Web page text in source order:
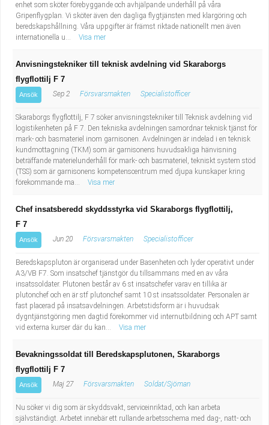
enhet som sköter förebyggande och avhjälpande underhåll på våra
Gripenflygplan. Vi sköter även den dagliga flygtjänsten med klargöring och
beredskapshållning. Våra uppgifter är främst riktade nationellt men även
internationella u...
Visa mer
Anvisningstekniker till teknisk avdelning vid Skaraborgs
flygflottilj F 7
Ansök Sep 2 Försvarsmakten Specialistofficer
Skaraborgs flygflottilj, F 7 söker anvisningstekniker till Teknisk avdelning vid
logistikenheten på F 7. Den tekniska avdelningen samordnar teknisk tjänst för
mark- och basmateriel inom garnisonen. Avdelningen är indelad i en teknisk
kundmottagning (TKM) som är garnisonens huvudsakliga hänvisning
beträffande materielunderhåll för mark- och basmateriel, tekniskt system stöd
(TSS) som är garnisonens kompetenscentrum med djupa kunskaper kring
förekommande ma...
Visa mer
Chef insatsberedd skyddsstyrka vid Skaraborgs flygflottilj,
F 7
Ansök Jun 20 Försvarsmakten Specialistofficer
Beredskapspluton är organiserad under Basenheten och lyder operativt under
A3/VB F7. Som insatschef tjänstgör du tillsammans med en av våra
insatssoldater. Plutonen består av 6 st insatschefer varav en tillika är
plutonchef och en är stf plutonchef samt 10 st insatssoldater. Personalen är
fast placerad på insatsavdelningen. Arbetstidsform är i huvudsak
dygntjänstgöring men dagtid förekommer vid internutbildning och APT samt
vid externa kurser där du kan...
Visa mer
Bevakningssoldat till Beredskapsplutonen, Skaraborgs
flygflottilj F 7
Ansök Maj 27 Försvarsmakten Soldat/Sjöman
Nu söker vi dig som är skyddsvakt, serviceinriktad, och kan arbeta
självständigt. Arbetet innebär ett rullande arbetsschema med dag-, natt- och